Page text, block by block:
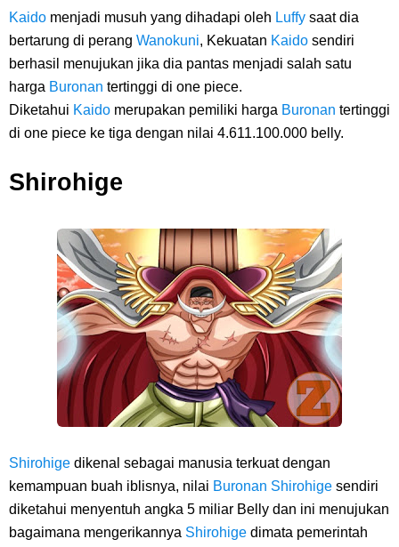
Kaido menjadi musuh yang dihadapi oleh Luffy saat dia
bertarung di perang Wanokuni, Kekuatan Kaido sendiri
berhasil menujukan jika dia pantas menjadi salah satu
harga Buronan tertinggi di one piece.
Diketahui Kaido merupakan pemiliki harga Buronan tertinggi
di one piece ke tiga dengan nilai 4.611.100.000 belly.
Shirohige
Shirohige dikenal sebagai manusia terkuat dengan
kemampuan buah iblisnya, nilai Buronan Shirohige sendiri
diketahui menyentuh angka 5 miliar Belly dan ini menujukan
bagaimana mengerikannya Shirohige dimata pemerintah